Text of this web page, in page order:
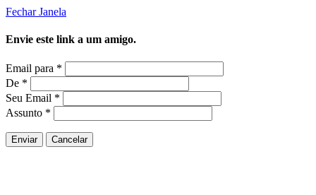
Fechar Janela
Envie este link a um amigo.
Email para *
De *
Seu Email *
Assunto *
Enviar Cancelar